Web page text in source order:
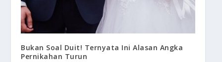
Bukan Soal Duit! Ternyata Ini Alasan Angka
Pernikahan Turun